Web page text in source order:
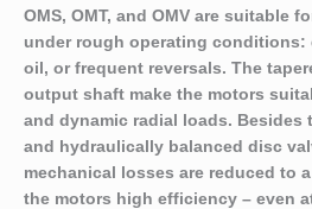
OMS, OMT, and OMV are suitable
under rough operating conditions:
oil, or frequent reversals. The
output shaft make the motors
and dynamic radial loads. Besides
and hydraulically balanced disc
mechanical losses are reduced to
the motors high efficiency – even